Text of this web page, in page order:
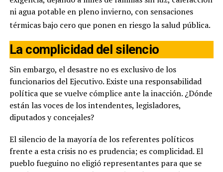
ni agua potable en pleno invierno, con sensaciones
térmicas bajo cero que ponen en riesgo la salud pública.
La complicidad del silencio
Sin embargo, el desastre no es exclusivo de los
funcionarios del Ejecutivo. Existe una responsabilidad
política que se vuelve cómplice ante la inacción. ¿Dónde
están las voces de los intendentes, legisladores,
diputados y concejales?
El silencio de la mayoría de los referentes políticos
frente a esta crisis no es prudencia; es complicidad. El
pueblo fueguino no eligió representantes para que se